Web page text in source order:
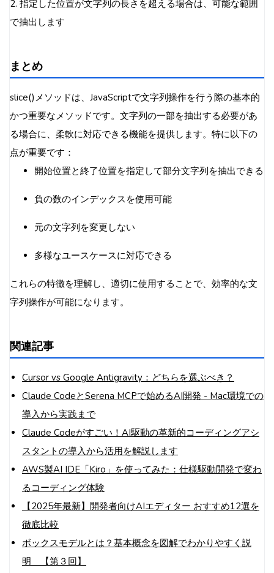
2. 指定した位置が文字列の長さを超える場合は、可能な範囲
で抽出します
まとめ
slice()メソッドは、JavaScriptで文字列操作を行う際の基本的
かつ重要なメソッドです。文字列の一部を抽出する必要があ
る場合に、柔軟に対応できる機能を提供します。特に以下の
点が重要です：
開始位置と終了位置を指定して部分文字列を抽出できる
負の数のインデックスを使用可能
元の文字列を変更しない
多様なユースケースに対応できる
これらの特徴を理解し、適切に使用することで、効率的な文
字列操作が可能になります。
関連記事
Cursor vs Google Antigravity：どちらを選ぶべき？
Claude CodeとSerena MCPで始めるAI開発 - Mac環境での
導入から実践まで
Claude Codeがすごい！AI駆動の革新的コーディングアシ
スタントの導入から活用を解説します
AWS製AI IDE「Kiro」を使ってみた：仕様駆動開発で変わ
るコーディング体験
【2025年最新】開発者向けAIエディター おすすめ12選を
徹底比較
ボックスモデルとは？基本概念を図解でわかりやすく説
明 【第３回】